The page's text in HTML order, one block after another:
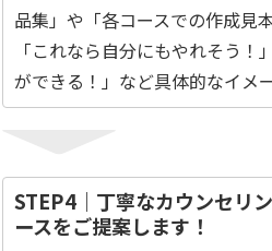
品集」や「各コースでの作成見
「これなら自分にもやれそう！
ができる！」など具体的なイメ
STEP4｜丁寧なカウンセリ
ースをご提案します！